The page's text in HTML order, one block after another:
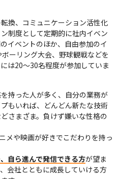
換、コミュニケーション活性化
制度として定期的に社内イベン
イベントのほか、自由参加のイ
ーリング大会、野球観戦などを
は20～30名程度が参加していま
持った人が多く、自分の業務が
もいれば、どんどん新たな技術
さまざま。負けず嫌いな性格の
メや映画が好きでこだわりを持っ
自ら進んで発信できる方が望ま
会社とともに成長していける方